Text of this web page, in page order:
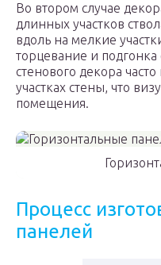
Во втором случае
длинных участков
вдоль на мелкие
торцевание и
стенового декора
участках стены, что
помещения.
Процесс
панелей